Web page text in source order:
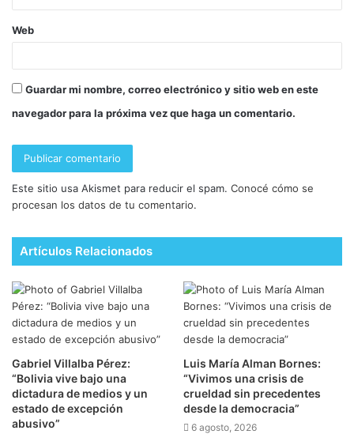
Web
Guardar mi nombre, correo electrónico y sitio web en este
navegador para la próxima vez que haga un comentario.
Este sitio usa Akismet para reducir el spam. Conocé cómo se
procesan los datos de tu comentario.
Artículos Relacionados
Gabriel Villalba Pérez:
“Bolivia vive bajo una
dictadura de medios y un
estado de excepción
abusivo”
Luis María Alman Bornes:
“Vivimos una crisis de
crueldad sin precedentes
desde la democracia”
6 agosto, 2026